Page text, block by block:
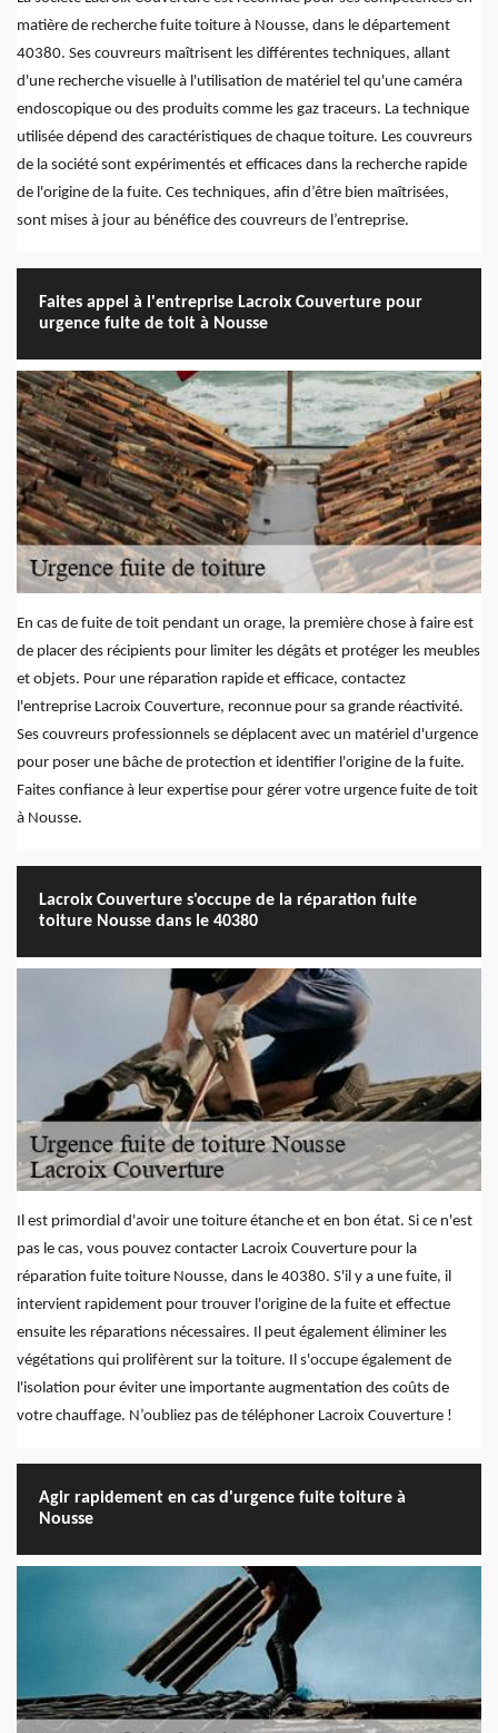
matière de recherche fuite toiture à Nousse, dans le département
40380. Ses couvreurs maîtrisent les différentes techniques, allant
d'une recherche visuelle à l'utilisation de matériel tel qu'une caméra
endoscopique ou des produits comme les gaz traceurs. La technique
utilisée dépend des caractéristiques de chaque toiture. Les couvreurs
de la société sont expérimentés et efficaces dans la recherche rapide
de l'origine de la fuite. Ces techniques, afin d’être bien maîtrisées,
sont mises à jour au bénéfice des couvreurs de l’entreprise.
Faites appel à l'entreprise Lacroix Couverture pour
urgence fuite de toit à Nousse
En cas de fuite de toit pendant un orage, la première chose à faire est
de placer des récipients pour limiter les dégâts et protéger les meubles
et objets. Pour une réparation rapide et efficace, contactez
l'entreprise Lacroix Couverture, reconnue pour sa grande réactivité.
Ses couvreurs professionnels se déplacent avec un matériel d'urgence
pour poser une bâche de protection et identifier l'origine de la fuite.
Faites confiance à leur expertise pour gérer votre urgence fuite de toit
à Nousse.
Lacroix Couverture s'occupe de la réparation fuite
toiture Nousse dans le 40380
Il est primordial d'avoir une toiture étanche et en bon état. Si ce n'est
pas le cas, vous pouvez contacter Lacroix Couverture pour la
réparation fuite toiture Nousse, dans le 40380. S'il y a une fuite, il
intervient rapidement pour trouver l'origine de la fuite et effectue
ensuite les réparations nécessaires. Il peut également éliminer les
végétations qui prolifèrent sur la toiture. Il s'occupe également de
l'isolation pour éviter une importante augmentation des coûts de
votre chauffage. N’oubliez pas de téléphoner Lacroix Couverture !
Agir rapidement en cas d'urgence fuite toiture à
Nousse